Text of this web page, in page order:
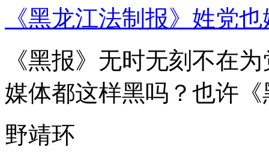
《黑龙江法制报》姓党
《黑报》无时无刻不在
媒体都这样黑吗？也许
野靖环